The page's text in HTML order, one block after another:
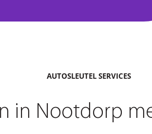
AUTOSLEUTEL SERVICES
in Nootdorp